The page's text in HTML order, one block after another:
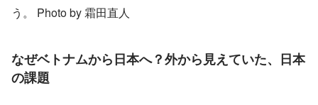
う。 Photo by 霜田直人
なぜベトナムから日本へ？外から見えていた、日本
の課題